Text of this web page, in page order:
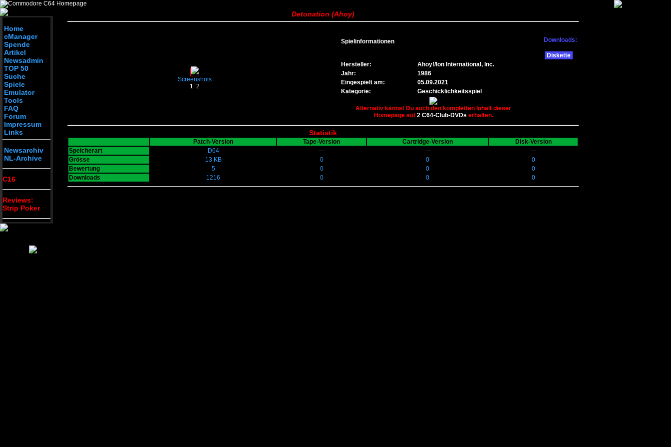
Home
cManager
Spende
Artikel
Newsadmin
TOP 50
Suche
Spiele
Emulator
Tools
FAQ
Forum
Impressum
Links
Newsarchiv
NL-Archive
C16
Reviews:
Strip Poker
Detonation (Ahoy)
Screenshots
1 2
Spielinformationen
Hersteller:
Ahoy!/Ion International, Inc.
Jahr:
1986
Eingespielt am:
05.09.2021
Kategorie:
Geschicklichkeitsspiel
Alternativ kannst Du auch den kompletten Inhalt dieser
Homepage auf 2 C64-Club-DVDs erhalten.
Downloads:
Diskette
Statistik
Patch-Version Tape-Version Cartridge-Version
Disk-Version
Speicherart
D64 --- ---
---
Grösse
13 KB 0 0
0
Bewertung
5 0 0
0
Downloads
1216 0 0 0